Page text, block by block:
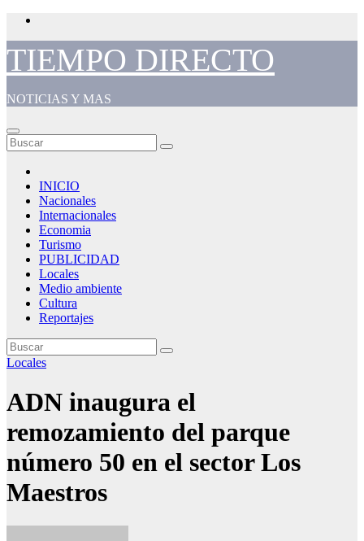
Saltar
contenido
TIEMPO DIRECTO
NOTICIAS Y MAS
INICIO
Nacionales
Internacionales
Economia
Turismo
PUBLICIDAD
Locales
Medio ambiente
Cultura
Reportajes
Locales
ADN inaugura el
remozamiento del parque
número 50 en el sector Los
Maestros